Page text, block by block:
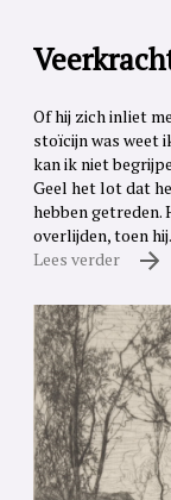
Of hij zich inliet
stoïcijn was weet
kan ik niet
Geel het lot dat
hebben getreden.
overlijden, toen
Lees verder